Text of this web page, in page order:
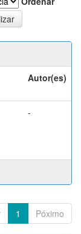
Autor(es)
-
1 Póximo